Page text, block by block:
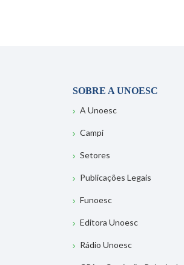
SOBRE A UNOESC
A Unoesc
Campi
Setores
Publicações Legais
Funoesc
Editora Unoesc
Rádio Unoesc